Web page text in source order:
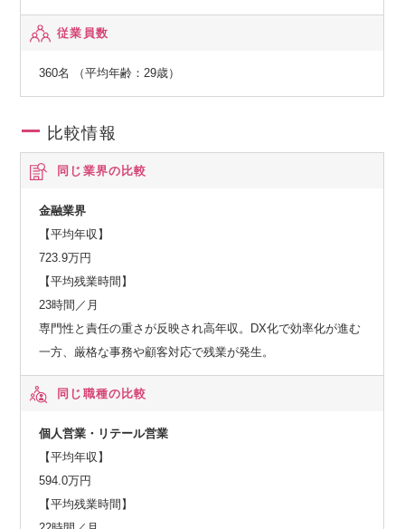
従業員数
360名 （平均年齢：29歳）
比較情報
同じ業界の比較
金融業界
【平均年収】
723.9万円
【平均残業時間】
23時間／月
専門性と責任の重さが反映され高年収。DX化で効率化が進む
一方、厳格な事務や顧客対応で残業が発生。
同じ職種の比較
個人営業・リテール営業
【平均年収】
594.0万円
【平均残業時間】